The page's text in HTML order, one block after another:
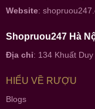
Website:
Shopruou247 Hà
Địa chỉ: 134 Khuất
HIỂU VỀ RƯỢU
Blogs